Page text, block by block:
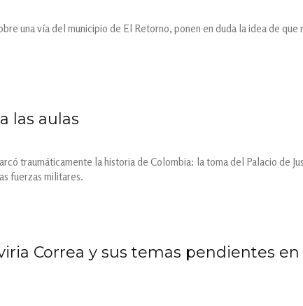
una vía del municipio de El Retorno, ponen en duda la idea de que
las aulas
traumáticamente la historia de Colombia: la toma del Palacio de
fuerzas militares.
Correa y sus temas pendientes en